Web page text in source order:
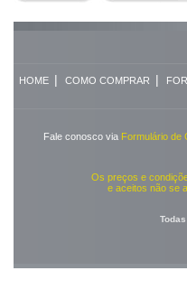
HOME| COMO COMPRAR |
Fale conosco via Formulário de
Os preços e
e aceitos não se